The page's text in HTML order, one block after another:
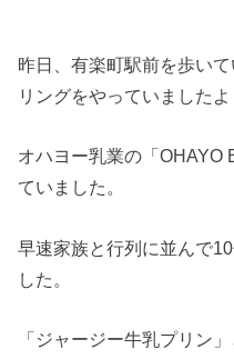
昨日、有楽町駅前を歩い
リングをやっていましたよ
オハヨー乳業の「OHAYO
ていました。
早速家族と行列に並んで
した。
「ジャージー牛乳プリン